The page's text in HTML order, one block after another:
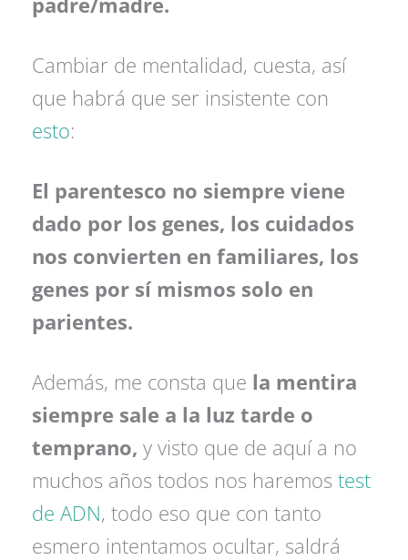
Cambiar de mentalidad, cuesta, así
que habrá que ser insistente con
esto:
El parentesco no siempre viene
dado por los genes, los cuidados
nos convierten en familiares, los
genes por sí mismos solo en
parientes.
Además, me consta que la mentira
siempre sale a la luz tarde o
temprano, y visto que de aquí a no
muchos años todos nos haremostest
de ADN, todo eso que con tanto
esmero intentamos ocultar, saldrá